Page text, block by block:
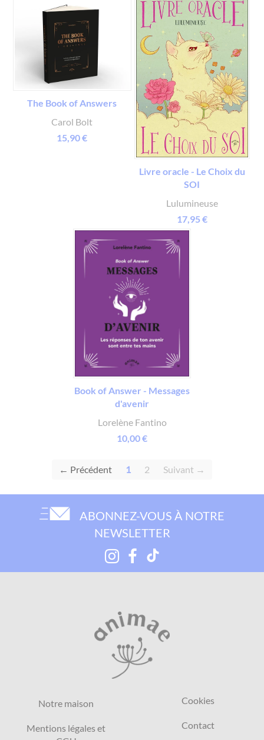
The Book of Answers
Carol Bolt
15,90 €
Livre oracle - Le Choix du
SOI
Lulumineuse
17,95 €
Book of Answer - Messages
d'avenir
Lorelène Fantino
10,00 €
← Précédent 1 (current)
2 Suivant →
ABONNEZ-VOUS À NOTRE
NEWSLETTER
Notre maison
Mentions légales et
Cookies
Contact